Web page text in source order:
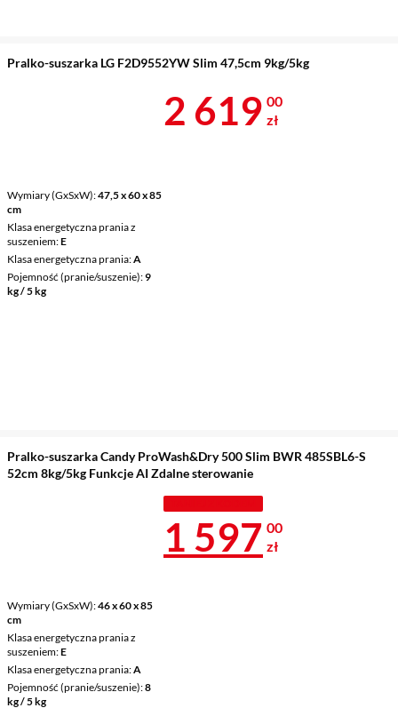
Pralko-suszarka LG F2D9552YW Slim 47,5cm 9kg/5kg
Wymiary (GxSxW) 47,5 x 60 x 85
cm
Klasa energetyczna prania z
suszeniem E
Klasa energetyczna prania A
Pojemność (pranie/suszenie) 9
kg / 5 kg
Cena 2 619 zł
2 619 00
zł
Pralko-suszarka Candy ProWash&Dry 500 Slim BWR 485SBL6-S
52cm 8kg/5kg Funkcje AI Zdalne sterowanie
Wymiary (GxSxW) 46 x 60 x 85
cm
Klasa energetyczna prania z
suszeniem E
Klasa energetyczna prania A
Pojemność (pranie/suszenie) 8
kg / 5 kg
Cena 1 597 zł
1 597 00
zł